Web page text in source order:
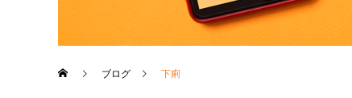
ブログ 下痢